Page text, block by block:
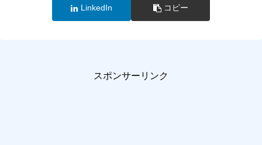
LinkedIn コピー
スポンサーリンク